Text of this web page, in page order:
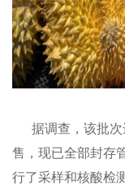
据调查，该批次
售，现已全部封存
行了采样和核酸检